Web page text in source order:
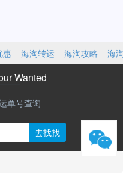
惠 海淘转运 海淘攻略 海
Wanted
单号查询